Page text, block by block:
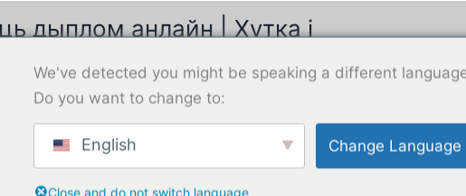
дыплом анлайн | Хутка і
Купіць дыплом
We've detected you might be speaking a different
Do you want to change to:
English Change Language
Close and do not switch language